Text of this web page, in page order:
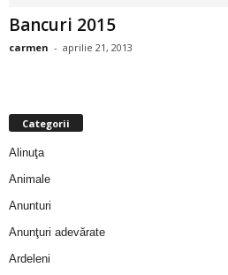
Bancuri 2015
carmen - aprilie 21, 2013
Categorii
Alinuţa
Animale
Anunturi
Anunţuri adevărate
Ardeleni